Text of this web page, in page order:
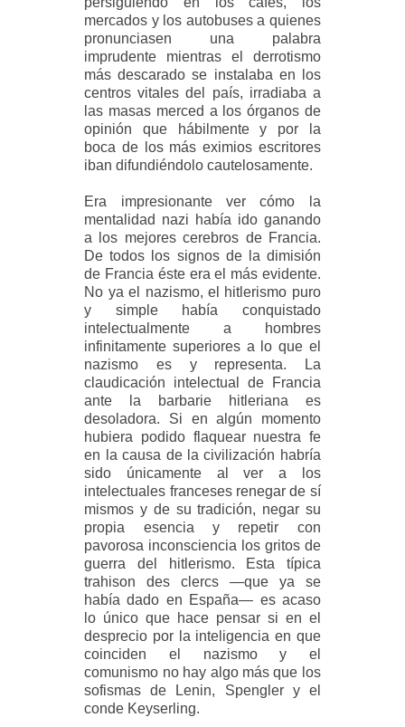
mercados y los autobuses a quienes
pronunciasen una palabra
imprudente mientras el derrotismo
más descarado se instalaba en los
centros vitales del país, irradiaba a
las masas merced a los órganos de
opinión que hábilmente y por la
boca de los más eximios escritores
iban difundiéndolo cautelosamente.
Era impresionante ver cómo la
mentalidad nazi había ido ganando
a los mejores cerebros de Francia.
De todos los signos de la dimisión
de Francia éste era el más evidente.
No ya el nazismo, el hitlerismo puro
y simple había conquistado
intelectualmente a hombres
infinitamente superiores a lo que el
nazismo es y representa. La
claudicación intelectual de Francia
ante la barbarie hitleriana es
desoladora. Si en algún momento
hubiera podido flaquear nuestra fe
en la causa de la civilización habría
sido únicamente al ver a los
intelectuales franceses renegar de sí
mismos y de su tradición, negar su
propia esencia y repetir con
pavorosa inconsciencia los gritos de
guerra del hitlerismo. Esta típica
trahison des clercs —que ya se
había dado en España— es acaso
lo único que hace pensar si en el
desprecio por la inteligencia en que
coinciden el nazismo y el
comunismo no hay algo más que los
sofismas de Lenin, Spengler y el
conde Keyserling.